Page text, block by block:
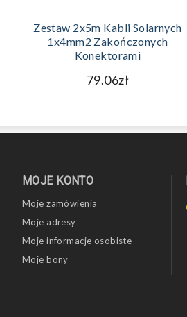
Zestaw 2x5m Kabli Solarnych
1x4mm2 Zakończonych
Konektorami
79.06zł
MOJE KONTO
Moje zamówienia
Moje adresy
Moje informacje osobiste
Moje bony